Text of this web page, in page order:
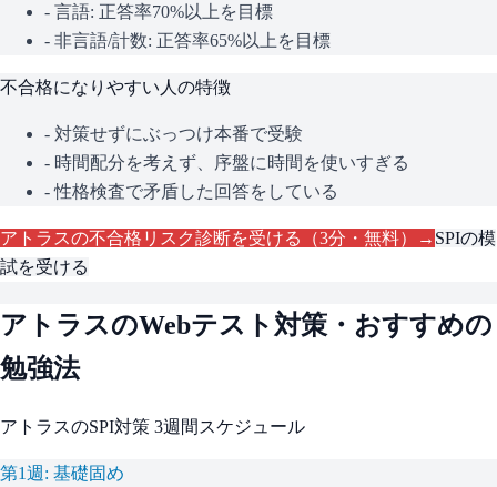
- 言語: 正答率70%以上を目標
- 非言語/計数: 正答率65%以上を目標
不合格になりやすい人の特徴
- 対策せずにぶっつけ本番で受験
- 時間配分を考えず、序盤に時間を使いすぎる
- 性格検査で矛盾した回答をしている
アトラスの不合格リスク診断を受ける（3分・無料）→ SPIの模
試を受ける
アトラスのWebテスト対策・おすすめの
勉強法
アトラスのSPI対策 3週間スケジュール
第1週: 基礎固め